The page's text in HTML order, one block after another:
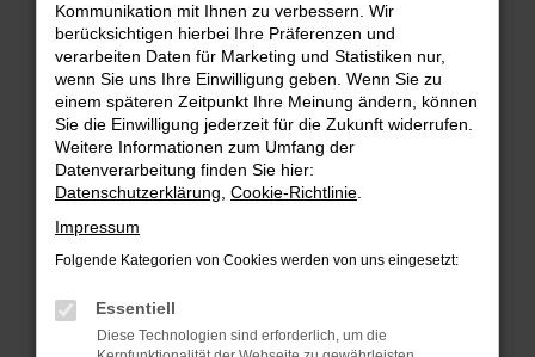
Fehler: Network Error
Beim Laden ist ein Fehler aufgetreten.
Hier sind ein paar Tipps, die dir helfen können:
Überprüfe deine Firewall und deine
Internetverbindung.
Laden andere Webseiten, zum Beispiel
deine Suchmaschine?
Prüfe deine Browsererweiterungen.
Manche Erweiterungen, wie Werbeblocker,
Kommunikation mit Ihnen zu verbessern. Wir
berücksichtigen hierbei Ihre Präferenzen und
verarbeiten Daten für Marketing und Statistiken nur,
wenn Sie uns Ihre Einwilligung geben. Wenn Sie zu
einem späteren Zeitpunkt Ihre Meinung ändern, können
Sie die Einwilligung jederzeit für die Zukunft widerrufen.
Weitere Informationen zum Umfang der
Datenverarbeitung finden Sie hier:
Datenschutzerklärung Cookie-Richtlinie
Impressum
Folgende Kategorien von Cookies werden von uns eingesetzt:
Essentiell
Diese Technologien sind erforderlich, um die